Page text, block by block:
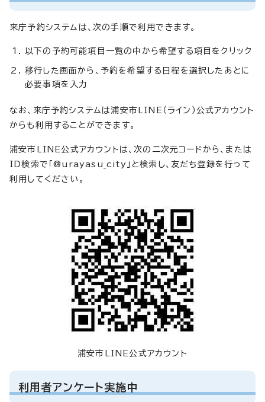
来庁予約システムは、次の手順で利用できます。
以下の予約可能項目一覧の中から希望する項目をクリック
移行した画面から、予約を希望する日程を選択したあとに
必要事項を入力
なお、来庁予約システムは浦安市LINE（ライン）公式アカウント
からも利用することができます。
浦安市LINE公式アカウントは、次の二次元コードから、または
ID検索で「@urayasu_city」と検索し、友だち登録を行って
利用してください。
浦安市LINE公式アカウント
利用者アンケート実施中